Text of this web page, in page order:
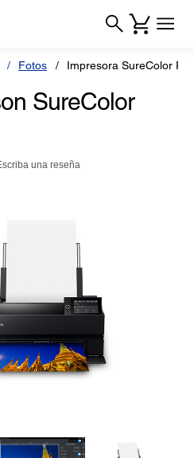
Fotos Impresora SureColor
SureColor
una reseña